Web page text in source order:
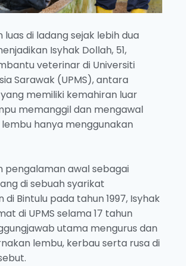
luas di ladang sejak lebih dua
Isyhak Dollah, 51,
veterinar di Universiti
Sarawak (UPMS), antara
memiliki kemahiran luar
memanggil dan mengawal
hanya menggunakan
pengalaman awal sebagai
di sebuah syarikat
Bintulu pada tahun 1997, Isyhak
di UPMS selama 17 tahun
utama mengurus dan
lembu, kerbau serta rusa di